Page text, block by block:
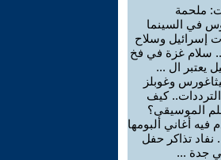
ملحمة
في السينما
إسرائيل وسلاح
سلام غزة في فخ
يعتبر ال ...
وغوبلز
كيف
الموسيقى؟
فيه أغاني ألبومها
نفاد تذاكر حفل
جدة ...